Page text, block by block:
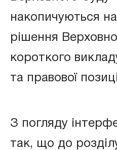
накопичуються
рішення
короткого
та правової
З погляду
так, що до